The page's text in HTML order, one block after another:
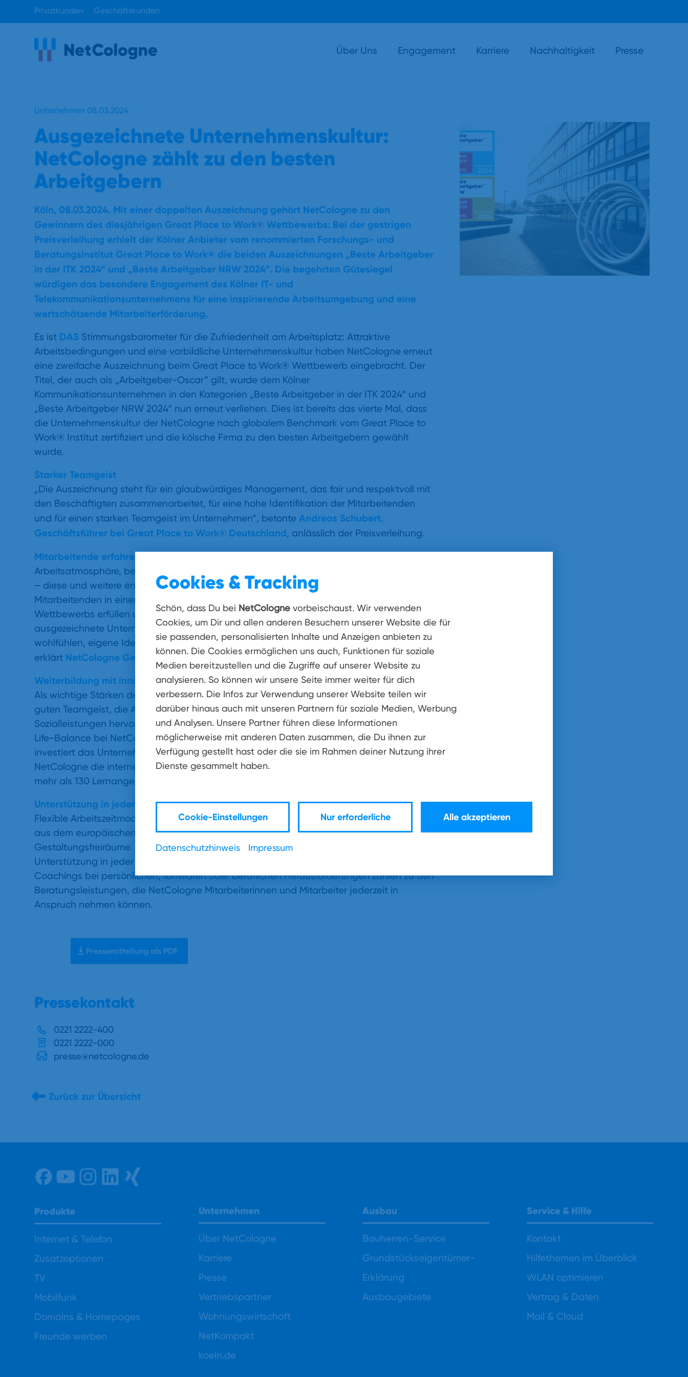
Cookies & Tracking
Schön, dass Du bei NetCologne vorbeischaust. Wir verwenden
Cookies, um Dir und allen anderen Besuchern unserer Website die für
sie passenden, personalisierten Inhalte und Anzeigen anbieten zu
können. Die Cookies ermöglichen uns auch, Funktionen für soziale
Medien bereitzustellen und die Zugriffe auf unserer Website zu
analysieren. So können wir unsere Seite immer weiter für dich
verbessern. Die Infos zur Verwendung unserer Website teilen wir
darüber hinaus auch mit unseren Partnern für soziale Medien, Werbung
und Analysen. Unsere Partner führen diese Informationen
möglicherweise mit anderen Daten zusammen, die Du ihnen zur
Verfügung gestellt hast oder die sie im Rahmen deiner Nutzung ihrer
Dienste gesammelt haben.
Cookie-Einstellungen Nur erforderliche Alle akzeptieren
Datenschutzhinweis Impressum
Privatkunden Geschäftskunden
Über Uns Engagement Karriere Nachhaltigkeit Presse
Unternehmen 08.03.2024
Ausgezeichnete Unternehmenskultur:
NetCologne zählt zu den besten
Arbeitgebern
Köln, 08.03.2024. Mit einer doppelten Auszeichnung gehört NetCologne zu den
Gewinnern des diesjährigen Great Place to Work® Wettbewerbs: Bei der gestrigen
Preisverleihung erhielt der Kölner Anbieter vom renommierten Forschungs- und
Beratungsinstitut Great Place to Work® die beiden Auszeichnungen „Beste Arbeitgeber
in der ITK 2024“ und „Beste Arbeitgeber NRW 2024“. Die begehrten Gütesiegel
würdigen das besondere Engagement des Kölner IT- und
Telekommunikationsunternehmens für eine inspirierende Arbeitsumgebung und eine
wertschätzende Mitarbeiterförderung.
Es ist DAS Stimmungsbarometer für die Zufriedenheit am Arbeitsplatz: Attraktive
Arbeitsbedingungen und eine vorbildliche Unternehmenskultur haben NetCologne erneut
eine zweifache Auszeichnung beim Great Place to Work® Wettbewerb eingebracht. Der
Titel, der auch als „Arbeitgeber-Oscar“ gilt, wurde dem Kölner
Kommunikationsunternehmen in den Kategorien „Beste Arbeitgeber in der ITK 2024“ und
„Beste Arbeitgeber NRW 2024“ nun erneut verliehen. Dies ist bereits das vierte Mal, dass
die Unternehmenskultur der NetCologne nach globalem Benchmark vom Great Place to
Work® Institut zertifiziert und die kölsche Firma zu den besten Arbeitgebern gewählt
wurde.
Starker Teamgeist
„Die Auszeichnung steht für ein glaubwürdiges Management, das fair und respektvoll mit
den Beschäftigten zusammenarbeitet, für eine hohe Identifikation der Mitarbeitenden
und für einen starken Teamgeist im Unternehmen“, betonte Andreas Schubert,
Geschäftsführer bei Great Place to Work® Deutschland, anlässlich der Preisverleihung.
Mitarbeitende erfahren hohe Wertschätzung
Arbeitsatmosphäre, berufliche Entwicklungschancen, Vertrauen in die die Führungskräfte
– diese und weitere entscheidende Kriterien wurden von den rund 1.000 NetCologne-
Mitarbeitenden in einer anonymen Befragung positiv bewertet. „Die Ergebnisse des
Wettbewerbs erfüllen uns mit großem Stolz und bestätigen unseren Weg, eine
ausgezeichnete Unternehmenskultur zu entwickeln, in der sich unsere Mitarbeitenden
wohlfühlen, eigene Ideen einbringen können und eine hohe Wertschätzung erfahren“,
erklärt NetCologne Geschäftsführer Dr. Claus van der Velden.
Weiterbildung mit innovativen Angeboten
Als wichtige Stärken des Unternehmens wurden von den Beschäftigten neben einem sehr
guten Teamgeist, die Anerkennung ihrer Arbeitsleistungen sowie die exzellenten
Sozialleistungen hervorgehoben. Spezielle Wertschätzung erhielt außerdem die Work-
Life-Balance bei NetCologne. Auch in die Fort- und Weiterbildung der Mitarbeitenden
investiert das Unternehmen stetig. Zusätzlich zu klassischen Schulungsangeboten hat
NetCologne die interne Personalentwicklungs-App „Lernwelt“ eingerichtet. Diese bietet
mehr als 130 Lernangebote, die als Präsenz- oder Online-Trainings stattfinden.
Unterstützung in jeder Lebenssituation
Flexible Arbeitszeitmodelle, Vertrauensarbeitszeit und mobiles Arbeiten z.B. in Workation
aus dem europäischen Ausland ermöglichen den Beschäftigten individuelle
Gestaltungsfreiräume. Ein spezieller Familienservice bietet zusätzliche verlässliche
Unterstützung in jeder Lebenssituation wie z.B. Kinderbetreuung in den Ferien. Auch
Coachings bei persönlichen, familiären oder beruflichen Herausforderungen zählen zu den
Beratungsleistungen, die NetCologne Mitarbeiterinnen und Mitarbeiter jederzeit in
Anspruch nehmen können.
Pressemitteilung als PDF
Pressekontakt
0221 2222-400
0221 2222-000
presse@netcologne.de
Zurück zur Übersicht
Produkte
Internet & Telefon
Zusatzoptionen
TV
Mobilfunk
Domains & Homepages
Freunde werben
Unternehmen
Über NetCologne
Karriere
Presse
Vertriebspartner
Wohnungswirtschaft
NetKompakt
koeln.de
Ausbau
Bauherren-Service
Grundstückseigentümer-
Erklärung
Ausbaugebiete
Service & Hilfe
Kontakt
Hilfethemen im Überblick
WLAN optimieren
Vertrag & Daten
Mail & Cloud